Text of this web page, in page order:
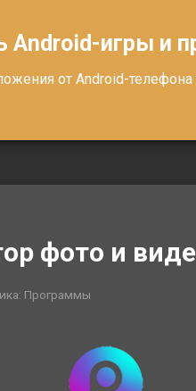
Android-игры и
от Android-
фото и
Программы